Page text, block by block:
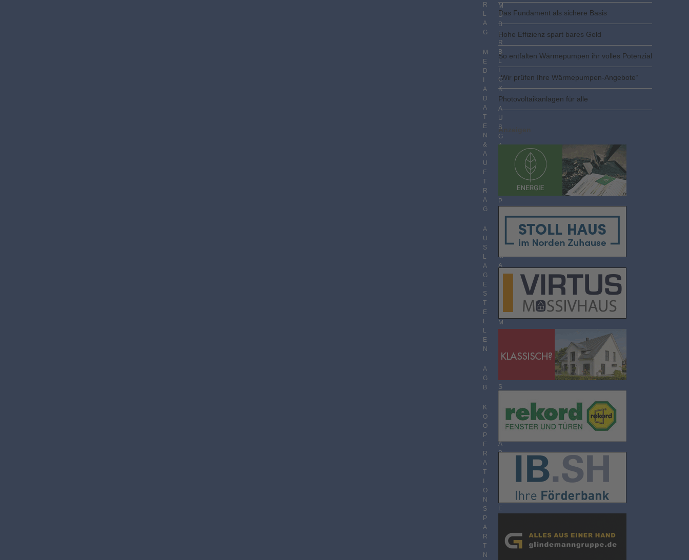
Das Fundament als sichere Basis
Hohe Effizienz spart bares Geld
So entfalten Wärmepumpen ihr volles Potenzial
„Wir prüfen Ihre Wärmepumpen-Angebote“
Photovoltaik­­anlagen für alle
Anzeigen
R
L
A
G
M
E
D
A
D
A
T
E
N
&
A
U
F
T
R
A
G
A
U
S
L
A
G
E
S
T
E
L
L
E
N
A
G
B
K
O
O
P
E
R
A
T
O
N
S
P
A
R
T
N
M
Ü
B
E
R
B
L
C
K
A
U
S
G
A
P
M
A
M
B
S
A
B
E